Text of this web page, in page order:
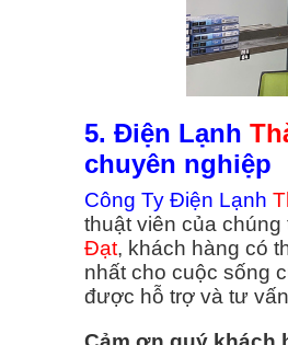
5. Điện Lạnh
chuyên nghiệp
Công Ty Điện Lạnh
thuật viên của
Đạt, khách hàng có
nhất cho cuộc sống
được hỗ trợ và tư